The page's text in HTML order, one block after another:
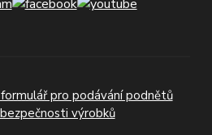
pro podávání podnětů
výrobků